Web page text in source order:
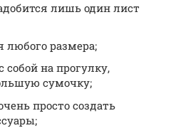
лишь один лист
любого размера;
собой на прогулку,
сумочку;
просто создать